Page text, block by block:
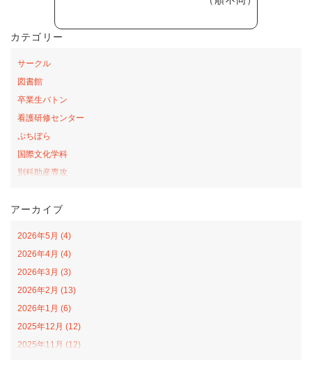
カテゴリー
サークル
図書館
卒業生バトン
看護研修センター
ぷちぼら
国際文化学科
別科助産専攻
お弁当の日プロジェクト
アーカイブ
2026年5月 (4)
2026年4月 (4)
2026年3月 (3)
2026年2月 (13)
2026年1月 (6)
2025年12月 (12)
2025年11月 (12)